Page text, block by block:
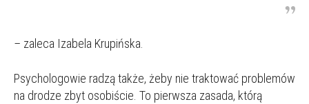
– zaleca Izabela Krupińska.
Psychologowie radzą także, żeby nie traktować problemów
na drodze zbyt osobiście. To pierwsza zasada, którą